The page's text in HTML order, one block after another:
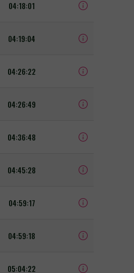
04:18:01
04:19:04
04:26:22
04:26:49
04:36:48
04:45:28
04:59:17
04:59:18
05:04:22